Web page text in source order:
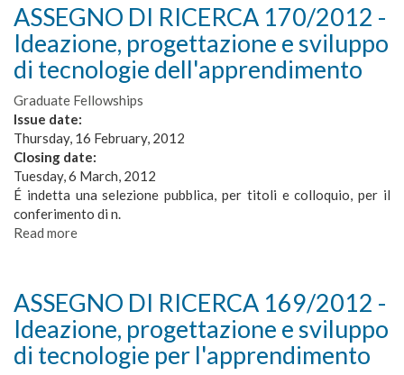
ASSEGNO DI RICERCA 170/2012 -
Ideazione, progettazione e sviluppo
di tecnologie dell'apprendimento
Graduate Fellowships
Issue date:
Thursday, 16 February, 2012
Closing date:
Tuesday, 6 March, 2012
É indetta una selezione pubblica, per titoli e colloquio, per il
conferimento di n.
Read more
170/2012
-
Ideazione,
progettazione
ASSEGNO DI RICERCA 169/2012 -
Ideazione, progettazione e sviluppo
di tecnologie per l'apprendimento